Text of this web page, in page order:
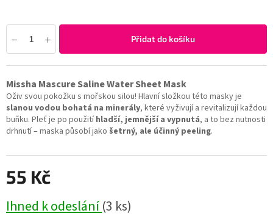
55 Kč
Ihned k odeslání(3 ks)
Přidat do košíku
Missha Mascure Saline Water Sheet Mask
Oživ svou pokožku s mořskou silou! Hlavní složkou této masky je
slanou vodou bohatá na minerály, které vyživují a revitalizují každou
buňku. Pleť je po použitíhladší, jemnější a vypnutá, a to bez nutnosti
drhnutí – maska působí jako šetrný, ale účinný peeling.